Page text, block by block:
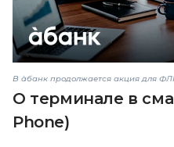
В àбанк продолжается акция для
О терминале в
Phone)